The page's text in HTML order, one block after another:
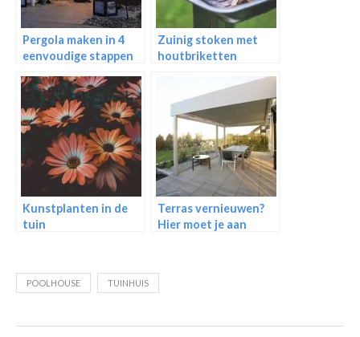
Pergola maken in 4
eenvoudige stappen
Zuinig stoken met
houtbriketten
Kunstplanten in de
tuin
Terras vernieuwen?
Hier moet je aan
POOLHOUSE TUINHUIS